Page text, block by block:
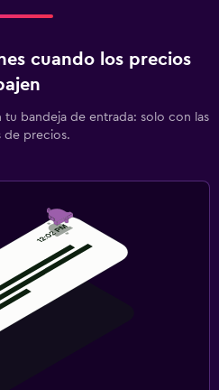
cuando los precios
bandeja de entrada: solo con las
de precios.